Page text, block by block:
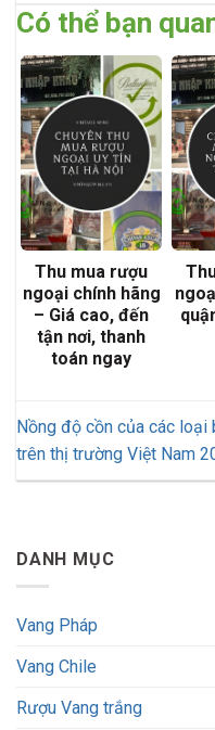
Có thể bạn
Thu mua rượu
ngoại chính hãng
– Giá cao, đến
tận nơi, thanh
toán ngay
Nồng độ cồn của các loại
trên thị trường Việt Nam
DANH MỤC
Vang Pháp
Vang Chile
Rượu Vang trắng